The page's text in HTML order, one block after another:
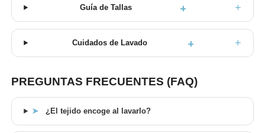
Guía de Tallas +
Cuidados de Lavado +
PREGUNTAS FRECUENTES (FAQ)
➤ ¿El tejido encoge al lavarlo?